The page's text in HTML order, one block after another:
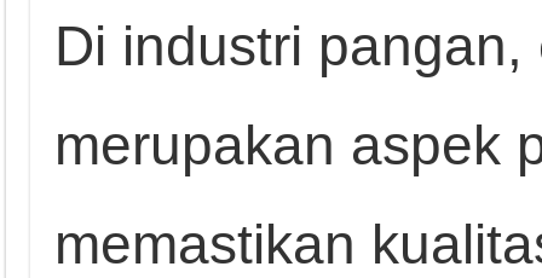
Di industri
merupakan aspek
memastikan